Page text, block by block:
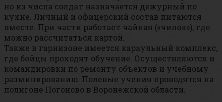
но из числа солдат назначается дежурный по
кухне. Личный и офицерский состав питаются
вместе. При части работает чайная («чипок»), где
можно рассчитаться картой.
Также в гарнизоне имеется караульный комплекс,
где бойцы проходят обучение. Осуществляются и
командировки по ремонту объектов и учебному
разминированию. Полевые учения проводятся на
полигоне Погоново в Воронежской области.